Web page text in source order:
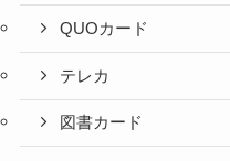
QUOカード
テレカ
図書カード